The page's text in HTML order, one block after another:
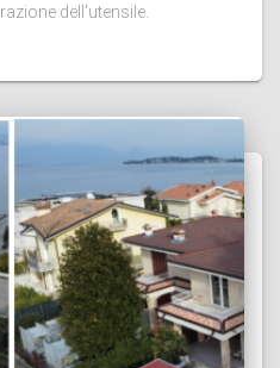
dell’utensile.